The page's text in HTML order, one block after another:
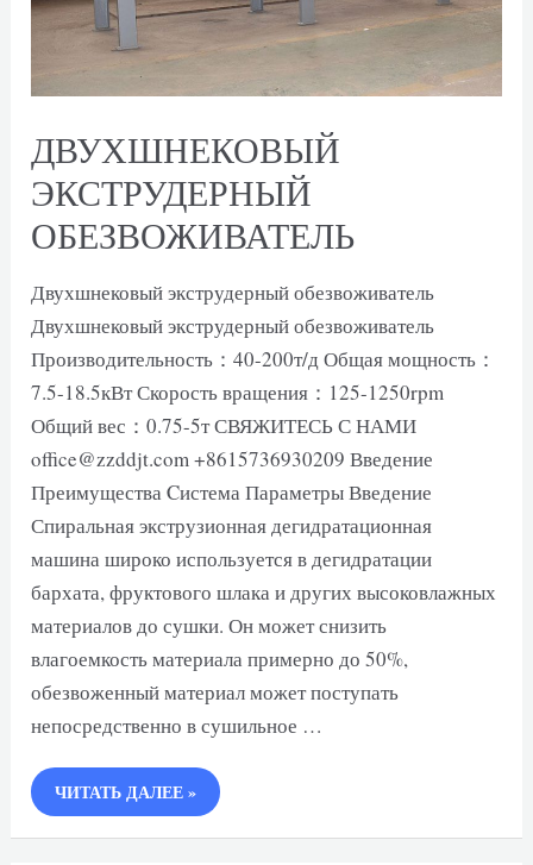
ДВУХШНЕКОВЫЙ
ЭКСТРУДЕРНЫЙ
ОБЕЗВОЖИВАТЕЛЬ
Двухшнековый экструдерный обезвоживатель
Двухшнековый экструдерный обезвоживатель
Производительность：40-200т/д Общая мощность：
7.5-18.5кВт Скорость вращения：125-1250rpm
Общий вес：0.75-5т СВЯЖИТЕСЬ С НАМИ
office@zzddjt.com +8615736930209 Введение
Преимущества Cистема Параметры Введение
Спиральная экструзионная дегидратационная
машина широко используется в дегидратации
бархата, фруктового шлака и других высоковлажных
материалов до сушки. Он может снизить
влагоемкость материала примерно до 50%,
обезвоженный материал может поступать
непосредственно в сушильное …
ДВУХШНЕКОВЫЙ
ЭКСТРУДЕРНЫЙ
ОБЕЗВОЖИВАТЕЛЬ
ЧИТАТЬ ДАЛЕЕ »